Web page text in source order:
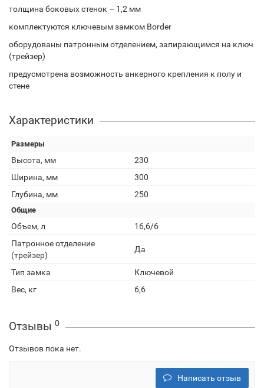
толщина боковых стенок – 1,2 мм
комплектуются ключевым замком Border
оборудованы патронным отделением, запирающимся на ключ
(трейзер)
предусмотрена возможность анкерного крепления к полу и
стене
Характеристики
Размеры
Высота, мм
230
Ширина, мм
300
Глубина, мм
250
Общие
Объем, л
16,6/6
Патронное отделение
(трейзер)
Да
Тип замка
Ключевой
Вес, кг
6,6
Отзывы 0
Отзывов пока нет.
Написать отзыв